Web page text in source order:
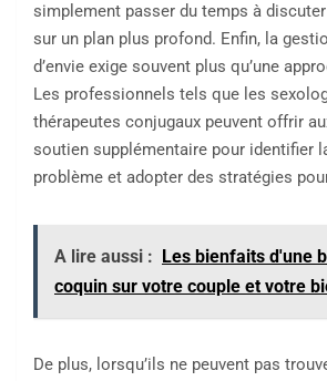
simplement passer du temps à
sur un plan plus profond. Enfin, la
d’envie exige souvent plus qu’une
Les professionnels tels que les
thérapeutes conjugaux peuvent offrir
soutien supplémentaire pour identifier
problème et adopter des stratégies
A lire aussi :
Les bienfaits d'une
coquin sur votre couple et votre
De plus, lorsqu’ils ne peuvent pas